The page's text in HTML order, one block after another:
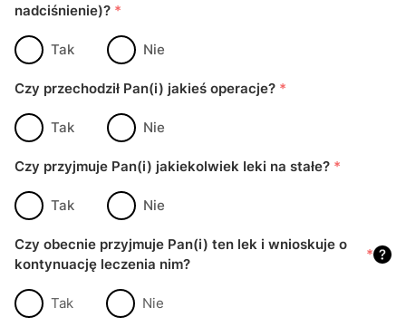
nadciśnienie)? *
Tak Nie
Czy przechodził Pan(i) jakieś operacje? *
Tak Nie
Czy przyjmuje Pan(i) jakiekolwiek Ieki na stałe? *
Tak Nie
Czy obecnie przyjmuje Pan(i) ten lek i wnioskuje o
kontynuację leczenia nim?
*
Tak Nie